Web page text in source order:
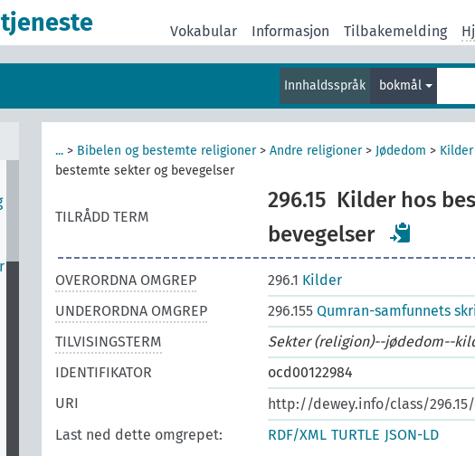
Vokabular Informasjon Tilbakemelding
Innhaldsspråk bokmål
... > Bibelen og bestemte religioner> Andre religioner> Jødedom > Kilder
bestemte sekter og bevegelser
TILRÅDD TERM
296.15 Kilder hos
bevegelser
OVERORDNA OMGREP 296.1 Kilder
UNDERORDNA OMGREP
296.155 Qumran-samfunnets
TILVISINGSTERM
Sekter (religion)--jødedom--
IDENTIFIKATOR
ocd00122984
URI
http://dewey.info/class/
Last ned dette omgrepet:
RDF/XML TURTLE JSON-LD